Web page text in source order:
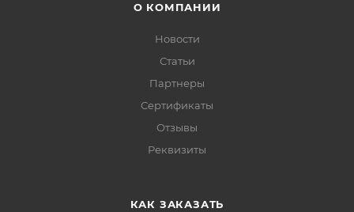
О КОМПАНИИ
Новости
Статьи
Партнеры
Сертификаты
Отзывы
Реквизиты
КАК ЗАКАЗАТЬ